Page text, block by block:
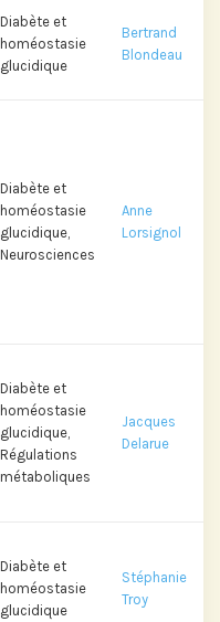
Diabète et
homéostasie
glucidique
Bertrand
Blondeau
Diabète et
homéostasie
glucidique,
Neurosciences
Anne
Lorsignol
Diabète et
homéostasie
glucidique,
Régulations
métaboliques
Jacques
Delarue
Diabète et
homéostasie
glucidique
Stéphanie
Troy